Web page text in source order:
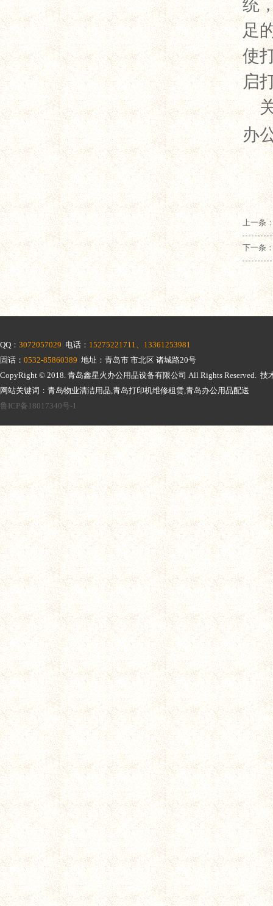
统
足
使
启
办
上一条
下一条
QQ： 3072057029 电话： 15275221711、13361253981
固话： 0532-85860389 地址：青岛市 市北区 诸城路20号
CopyRight © 2018. 青岛鑫星火办公用品设备有限公司 All Rights Reserved. 技
网站关键词：青岛物业清洁用品,青岛打印机维修租赁,青岛办公用品配送
鲁ICP备18017340号-1